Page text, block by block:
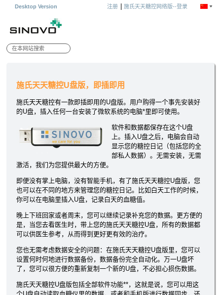
Desktop Version 注册| 施氏天天糖控网络版--登录
施氏天天糖控U盘版，即插即用
施氏天天糖控有一款即插即用的U盘版。用户购得一个事先安装好
的U盘，插入任何一台安装了微软系统的电脑*里即可使用。
软件和数据都保存在这个U盘
上。插入U盘之后，电脑会自动
显示您的糖控日记（包括您的全
部私人数据）。无需安装，无需
激活，我们为您提供最大的方便。
即便没有掌上电脑，没有智能手机，有了施氏天天糖控U盘版，您
也可以在不同的地方来管理您的糖控日记。比如白天工作的时候，
你可以在电脑里插入U盘，记录白天的血糖值。
晚上下班回家或者周末，您可以继续记录补充您的数据。更方便的
是，当您去看医生时，带上您的施氏天天糖控U盘，所有的数据都
可以供医生参考，从而得到更好更有效的治疗。
您也无需考虑数据安全的问题：在施氏天天糖控U盘版里，您可以
设置何时何地进行数据备份，数据备份完全自动化。万一U盘坏
了，您可以很方便的重新复制一个新的U盘，不必担心损伤数据。
施氏天天糖控U盘版包括全部软件功能**，这就是说，您可以用这